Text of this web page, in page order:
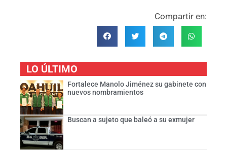
Compartir en:
LO ÚLTIMO
Fortalece Manolo Jiménez su gabinete con
nuevos nombramientos
Buscan a sujeto que baleó a su exmujer